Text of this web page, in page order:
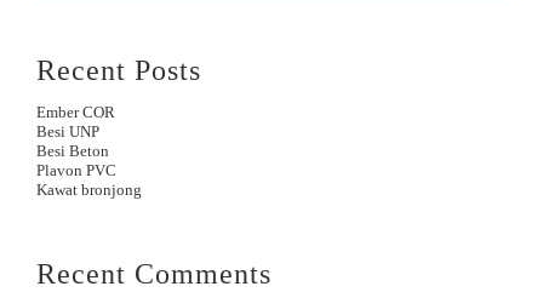
Recent Posts
Ember COR
Besi UNP
Besi Beton
Plavon PVC
Kawat bronjong
Recent Comments